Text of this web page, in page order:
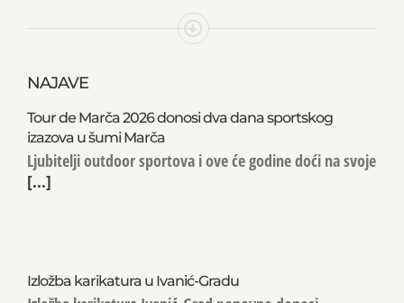
NAJAVE
Tour de Marča 2026 donosi dva dana sportskog
izazova u šumi Marča
Ljubitelji outdoor sportova i ove će godine doći na svoje
[...]
Izložba karikatura u Ivanić-Gradu